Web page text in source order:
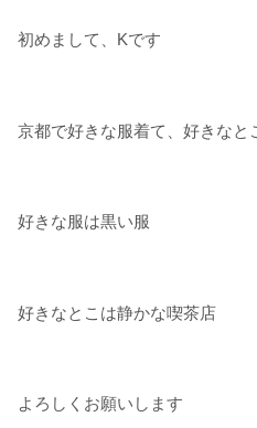
初めまして、Kです
京都で好きな服着て、好きなと
好きな服は黒い服
好きなとこは静かな喫茶店
よろしくお願いします